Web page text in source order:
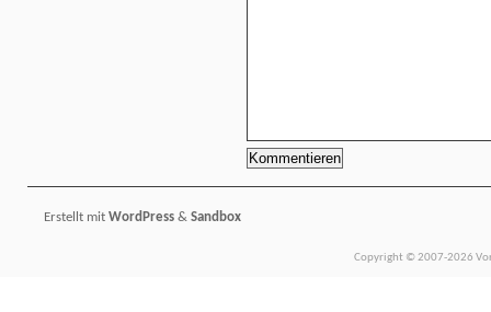
Erstellt mit WordPress & Sandbox
Copyright © 2007-2026